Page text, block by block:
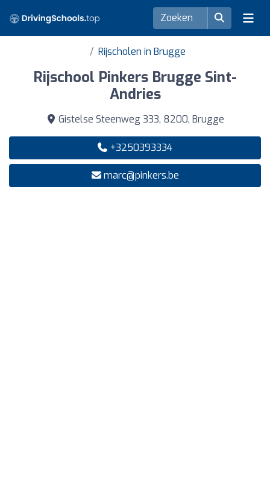
Rijscholen in Brugge
Rijschool Pinkers Brugge Sint-
Andries
Gistelse Steenweg 333, 8200, Brugge
+3250393334
marc@pinkers.be